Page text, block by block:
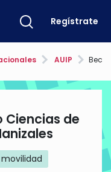
Regístrate
AUIP Becas
Ciencias de